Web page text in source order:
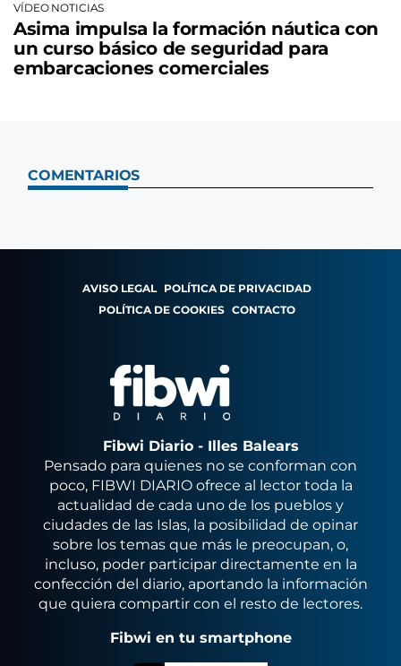
VÍDEO NOTICIAS
Asima impulsa la formación náutica con
un curso básico de seguridad para
embarcaciones comerciales
COMENTARIOS
AVISO LEGAL POLÍTICA DE PRIVACIDAD
POLÍTICA DE COOKIES CONTACTO
Fibwi Diario - Illes Balears
Pensado para quienes no se conforman con
poco, FIBWI DIARIO ofrece al lector toda la
actualidad de cada uno de los pueblos y
ciudades de las Islas, la posibilidad de opinar
sobre los temas que más le preocupan, o,
incluso, poder participar directamente en la
confección del diario, aportando la información
que quiera compartir con el resto de lectores.
Fibwi en tu smartphone